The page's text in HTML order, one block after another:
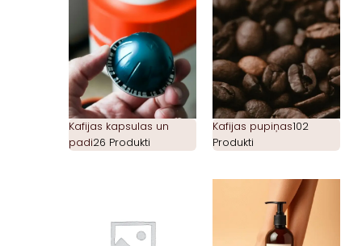
Kafijas kapsulas un
padi26 Produkti
Kafijas pupiņas102
Produkti